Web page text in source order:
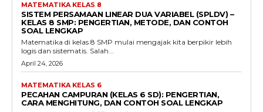
MATEMATIKA KELAS 8
SISTEM PERSAMAAN LINEAR DUA VARIABEL (SPLDV) –
KELAS 8 SMP: PENGERTIAN, METODE, DAN CONTOH
SOAL LENGKAP
Matematika di kelas 8 SMP mulai mengajak kita berpikir lebih
logis dan sistematis. Salah...
April 24, 2026
MATEMATIKA KELAS 6
PECAHAN CAMPURAN (KELAS 6 SD): PENGERTIAN,
CARA MENGHITUNG, DAN CONTOH SOAL LENGKAP